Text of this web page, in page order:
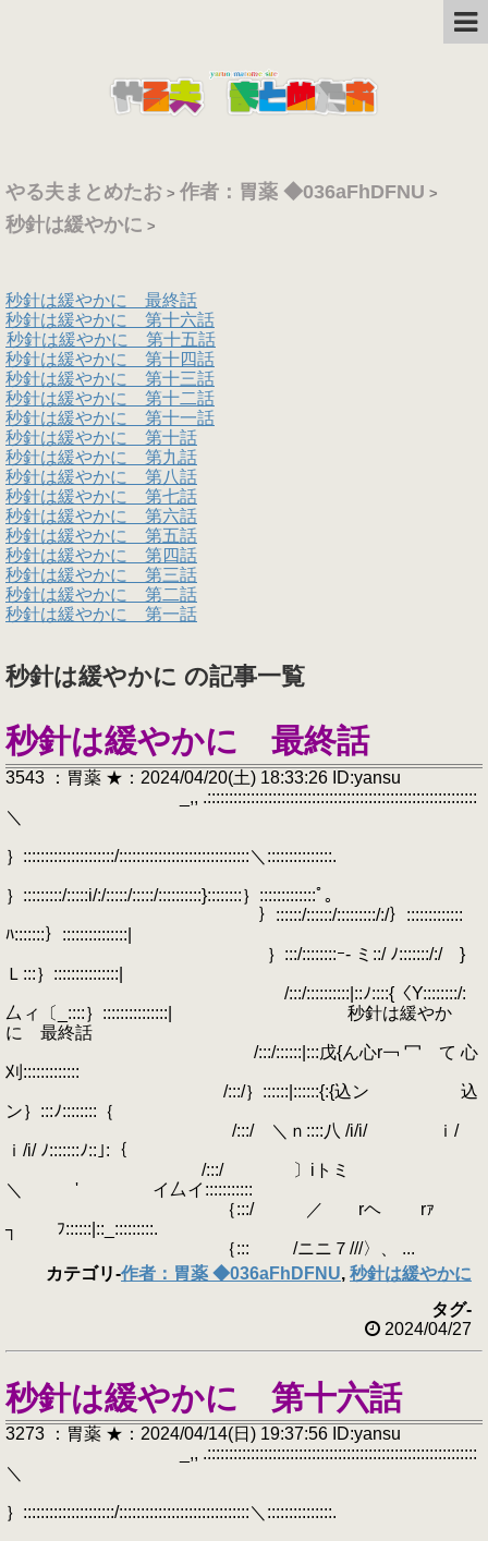
やる夫まとめたお > 作者：胃薬 ◆036aFhDFNU >
秒針は緩やかに >
秒針は緩やかに 最終話
秒針は緩やかに 第十六話
秒針は緩やかに 第十五話
秒針は緩やかに 第十四話
秒針は緩やかに 第十三話
秒針は緩やかに 第十二話
秒針は緩やかに 第十一話
秒針は緩やかに 第十話
秒針は緩やかに 第九話
秒針は緩やかに 第八話
秒針は緩やかに 第七話
秒針は緩やかに 第六話
秒針は緩やかに 第五話
秒針は緩やかに 第四話
秒針は緩やかに 第三話
秒針は緩やかに 第二話
秒針は緩やかに 第一話
秒針は緩やかに の記事一覧
秒針は緩やかに 最終話
3543 ：胃薬 ★：2024/04/20(土) 18:33:26 ID:yansu
_,, .::::::::::::::::::::::::::::::::::::::::::::::::::::::::::::::
＼
｝:::::::::::::::::::::/::::::::::::::::::::::::::::::＼:::::::::::::::.
｝:::::::::/:::::i/:/:::::/:::::/::::::::::}::::::::｝:::::::::::::ﾟ｡
｝::::::/::::::/:::::::::/:/｝:::::::::::::
ﾊ:::::::｝:::::::::::::::|
｝:::/::::::::ｰ- ミ::/ ﾉ:::::::/:/ }
Ｌ:::｝:::::::::::::::|
/:::/::::::::::|::ﾉ::::{〈Y::::::::/:
厶ィ〔_::::｝:::::::::::::::| 秒針は緩やか
に 最終話
/:::/::::::|:::戊{ん心r￢ 冖 て 心
刈:::::::::::::
/:::/｝::::::|::::::{:{込ン 込
ン｝:::ﾉ::::::::｛
/:::/ ＼ｎ::::八 /i/i/ ｉ/
ｉ/i/ ﾉ:::::::ﾉ::｣:｛
/:::/ 〕iトミ
＼ ' イ厶イ:::::::::::
｛:::/ ／ rヘ rｧ
┐ ﾌ::::::|::_:::::::::.
｛::: /ニニ７///〉、 ...
カテゴリ-作者：胃薬 ◆036aFhDFNU, 秒針は緩やかに
タグ-
2024/04/27
秒針は緩やかに 第十六話
3273 ：胃薬 ★：2024/04/14(日) 19:37:56 ID:yansu
_,, .::::::::::::::::::::::::::::::::::::::::::::::::::::::::::::::
＼
｝:::::::::::::::::::::/::::::::::::::::::::::::::::::＼:::::::::::::::.